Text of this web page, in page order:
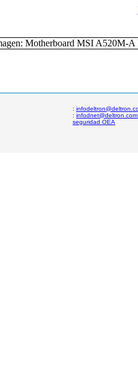
:
:
seguridad OEA